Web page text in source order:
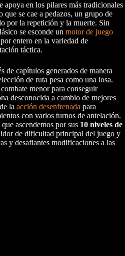
apoya en los pilares más tradicionales
que se cae a pedazos, un grupo de
por la repetición y la muerte. Sin
se esconde un motor de juego
entero en la variedad de
táctica.
de capítulos generados de manera
de ruta pesa como una losa.
menor para conseguir
desconocida a cambio de mejores
la acción desenfrenada para
con varios turnos de antelación.
ascendemos por sus 10 niveles de
de dificultad principal del juego y
y desafiantes modificaciones a las